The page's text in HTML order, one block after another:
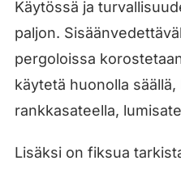
Käytössä ja
paljon.
pergoloissa
käytetä huonolla
rankkasateella,
Lisäksi on fiksua